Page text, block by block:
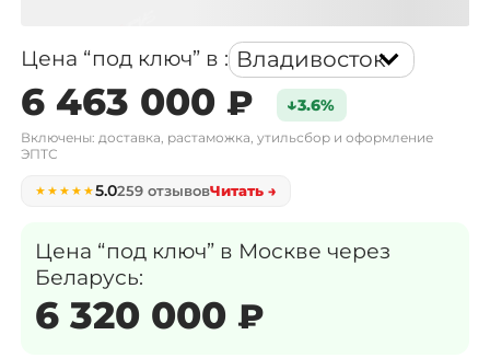
Оставить заявку на подбор авто
Каталог авто с Encar
Авто с аукциона AutoHub
Мотоциклы из Кореи
Еще 18 фото
Цена “под ключ” в : Владивосток
6 463 000 ₽ ↓3.6%
Включены: доставка, растаможка, утильсбор и оформление
ЭПТС
★★★★★5.0259 отзывовЧитать →
Цена “под ключ” в Москве через
Беларусь:
6 320 000 ₽